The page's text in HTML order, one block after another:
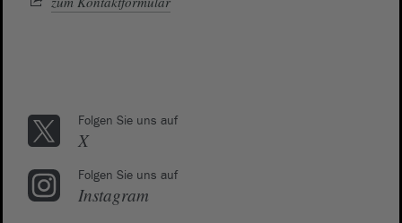
Folgen Sie uns auf
X
Folgen Sie uns auf
Instagram